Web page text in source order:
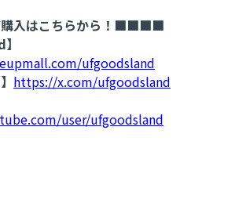
入はこちらから！■■■■
ufgoodsland
https://x.com/ufgoodsland
user/ufgoodsland